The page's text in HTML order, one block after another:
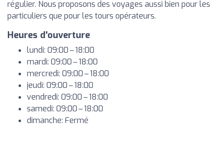
régulier. Nous proposons des voyages aussi bien pour les
particuliers que pour les tours opérateurs.
Heures d'ouverture
lundi: 09:00 – 18:00
mardi: 09:00 – 18:00
mercredi: 09:00 – 18:00
jeudi: 09:00 – 18:00
vendredi: 09:00 – 18:00
samedi: 09:00 – 18:00
dimanche: Fermé